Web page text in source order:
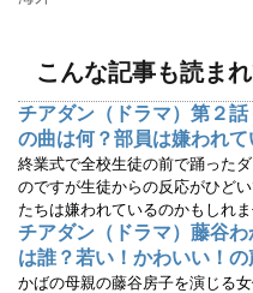
ま
す
い
ウ
ィ
ン
ド
ウ
で
開
き
ま
す
)
こんな記事も読ま
チアダン（ドラマ）第２
の曲は何？部員は嫌われて
終業式で全校生徒の前で踊った
のですが生徒からの反応がひど
たちは嫌われているのかもしれま
チアダン（ドラマ）藤谷
は誰？若い！かわいい！の
かばの母親の藤谷房子を演じる